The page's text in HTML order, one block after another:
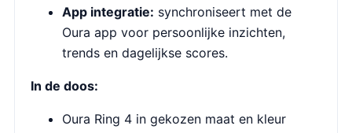
App integratie: synchroniseert met de
Oura app voor persoonlijke inzichten,
trends en dagelijkse scores.
In de doos:
Oura Ring 4 in gekozen maat en kleur